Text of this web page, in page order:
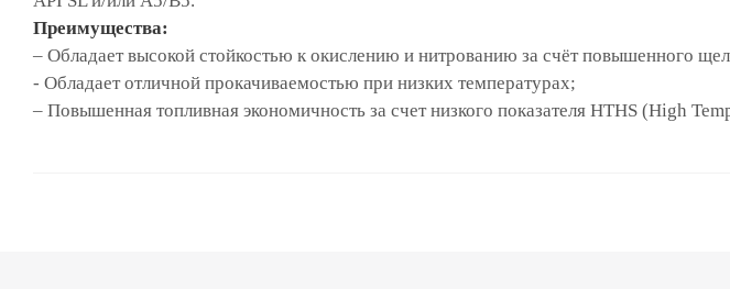
Преимущества:
– Обладает высокой стойкостью к окислению и нитрованию за счёт повышенного
- Обладает отличной прокачиваемостью при низких температурах;
– Повышенная топливная экономичность за счет низкого показателя HTHS (High